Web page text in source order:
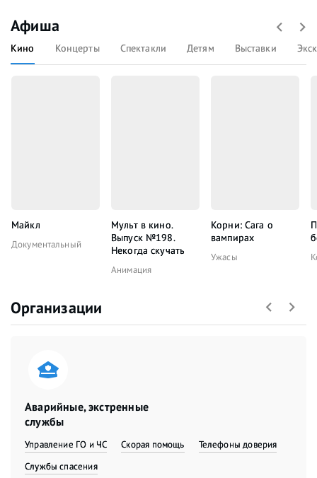
Афиша
Кино Концерты Спектакли Детям Выставки
Майкл
Документальный
Мульт в кино.
Выпуск №198.
Некогда скучать
Анимация
Корни: Сага о
вампирах
Ужасы
Организации
Аварийные, экстренные
службы
Управление ГО и ЧС Скорая помощь
Телефоны доверия
Службы спасения